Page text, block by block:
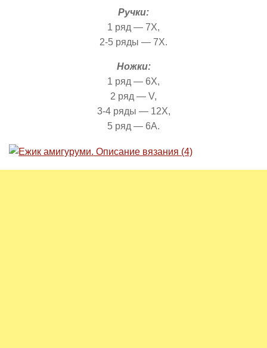
Ручки:
1 ряд — 7Х,
2-5 ряды — 7Х.
Ножки:
1 ряд — 6Х,
2 ряд — V,
3-4 ряды — 12Х,
5 ряд — 6А.